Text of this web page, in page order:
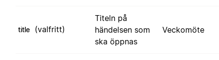
title (valfritt)
Titeln på
händelsen som
ska öppnas
Veckomöte